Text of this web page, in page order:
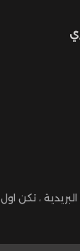
البريدية ، تكن